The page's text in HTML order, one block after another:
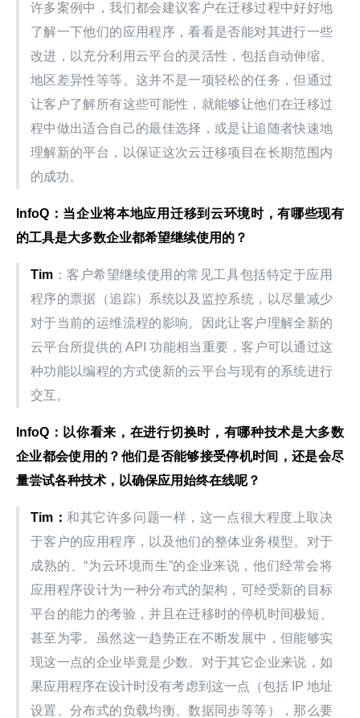
许多案例中，我们都会建议客户在迁移过程中好好地
了解一下他们的应用程序，看看是否能对其进行一些
改进，以充分利用云平台的灵活性，包括自动伸缩、
地区差异性等等。这并不是一项轻松的任务，但通过
让客户了解所有这些可能性，就能够让他们在迁移过
程中做出适合自己的最佳选择，或是让追随者快速地
理解新的平台，以保证这次云迁移项目在长期范围内
的成功。
InfoQ ：当企业将本地应用迁移到云环境时，有哪些现有
的工具是大多数企业都希望继续使用的？
Tim ：客户希望继续使用的常见工具包括特定于应用
程序的票据（追踪）系统以及监控系统，以尽量减少
对于当前的运维流程的影响。因此让客户理解全新的
云平台所提供的 API 功能相当重要，客户可以通过这
种功能以编程的方式使新的云平台与现有的系统进行
交互。
InfoQ ：以你看来，在进行切换时，有哪种技术是大多数
企业都会使用的？他们是否能够接受停机时间，还是会尽
量尝试各种技术，以确保应用始终在线呢？
Tim ：和其它许多问题一样，这一点很大程度上取决
于客户的应用程序，以及他们的整体业务模型。对于
成熟的、“为云环境而生”的企业来说，他们经常会将
应用程序设计为一种分布式的架构，可经受新的目标
平台的能力的考验，并且在迁移时的停机时间极短、
甚至为零。虽然这一趋势正在不断发展中，但能够实
现这一点的企业毕竟是少数。对于其它企业来说，如
果应用程序在设计时没有考虑到这一点（包括 IP 地址
设置、分布式的负载均衡、数据同步等等），那么要